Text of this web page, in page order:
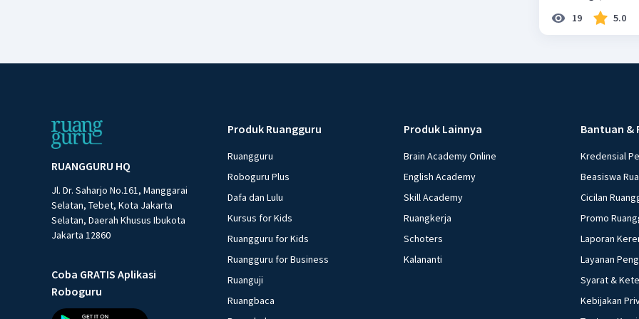
Beri
19 5.0
RUANGGURU HQ
Jl. Dr. Saharjo No.161, Manggarai
Selatan, Tebet, Kota Jakarta
Selatan, Daerah Khusus Ibukota
Jakarta 12860
Coba GRATIS Aplikasi
Roboguru
Produk Ruangguru
Ruangguru
Roboguru Plus
Dafa dan Lulu
Kursus for Kids
Ruangguru for Kids
Ruangguru for Business
Ruanguji
Ruangbaca
Produk Lainnya
Brain Academy Online
English Academy
Skill Academy
Ruangkerja
Schoters
Kalananti
Bantuan &
Kredensial
Beasiswa
Cicilan
Promo
Laporan
Layanan
Syarat &
Kebijakan